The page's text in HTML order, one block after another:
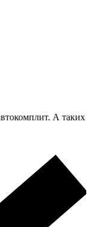
А таких